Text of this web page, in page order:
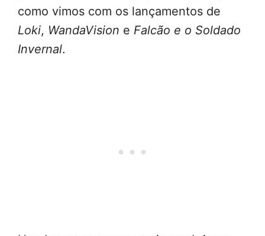
como vimos com os lançamentos de
Loki, WandaVision e Falcão e o Soldado
Invernal.